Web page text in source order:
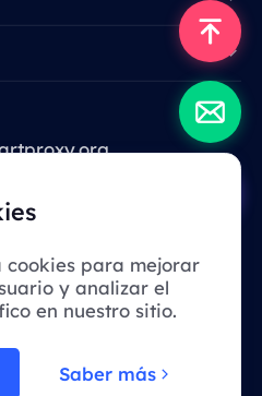
cookies para mejorar
y analizar el
en nuestro sitio.
Saber más
este servicio no está